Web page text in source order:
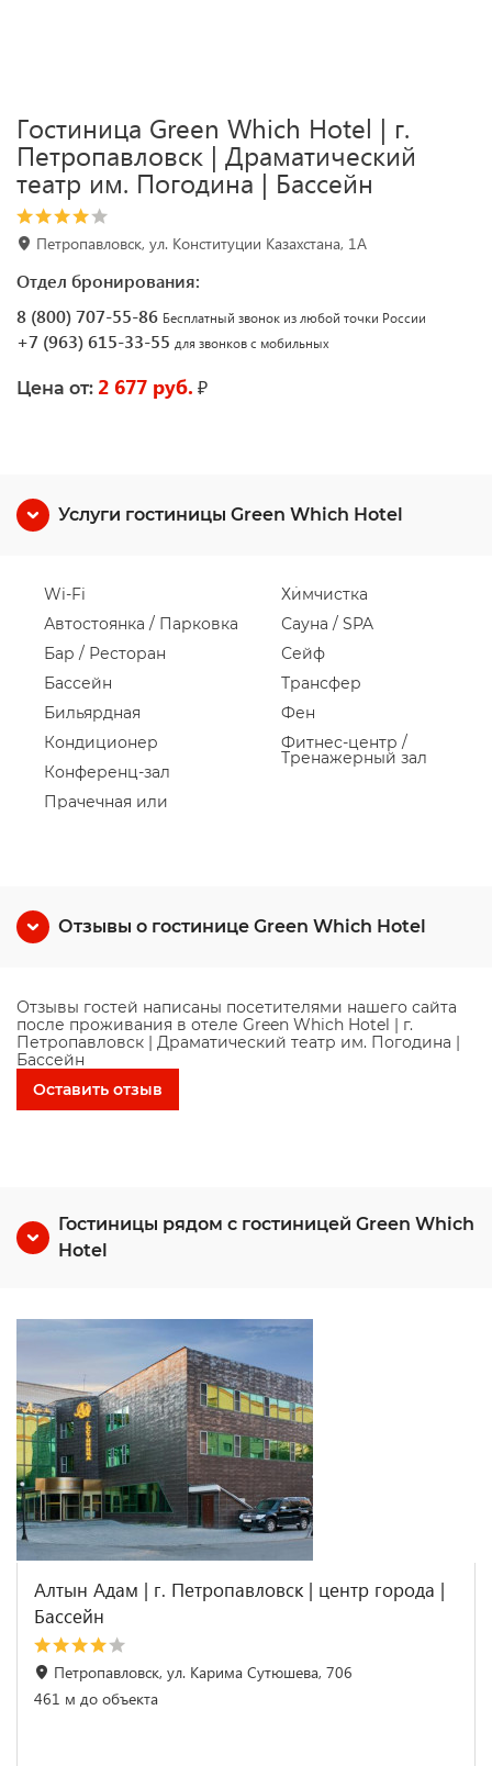
Гостиница Green Which Hotel | г.
Петропавловск | Драматический
театр им. Погодина | Бассейн
Петропавловск, ул. Конституции Казахстана, 1А
Отдел бронирования:
8 (800) 707-55-86 Бесплатный звонок из любой точки России
+7 (963) 615-33-55 для звонков с мобильных
Цена от: 2 677 руб. ₽
Услуги гостиницы Green Which Hotel
Wi-Fi
Автостоянка / Парковка
Бар / Ресторан
Бассейн
Бильярдная
Кондиционер
Конференц-зал
Прачечная или
Химчистка
Сауна / SPA
Сейф
Трансфер
Фен
Фитнес-центр /
Тренажерный зал
Отзывы о гостинице Green Which Hotel
Отзывы гостей написаны посетителями нашего сайта
после проживания в отеле Green Which Hotel | г.
Петропавловск | Драматический театр им. Погодина |
Бассейн
Оставить отзыв
Гостиницы рядом с гостиницей Green Which
Hotel
Алтын Адам | г. Петропавловск | центр города |
Бассейн
Петропавловск, ул. Карима Сутюшева, 706
461 м до объекта